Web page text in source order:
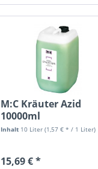
M:C Kräuter Azid
10000ml
Kräuterspülung S...
Inhalt 10 Liter(1,57 € * / 1 Liter)
15,69 € *